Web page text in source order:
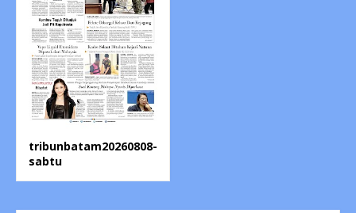
tribunbatam20260808-
sabtu